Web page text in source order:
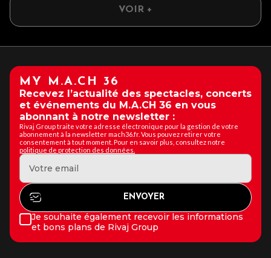
VOIR +
MY M.A.CH 36
Recevez l’actualité des spectacles, concerts
et événements du M.A.CH 36 en vous
abonnant à notre newsletter :
Rivaj Group traite votre adresse électronique pour la gestion de votre
abonnement à la newsletter mach36.fr. Vous pouvez retirer votre
consentement à tout moment. Pour en savoir plus, consultez notre
politique de protection des données.
Je souhaite également recevoir les informations
et bons plans de Rivaj Group